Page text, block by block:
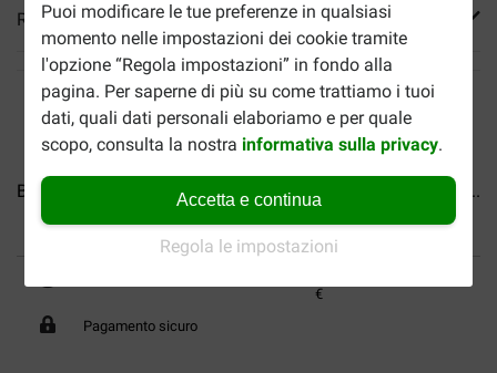
Puoi modificare le tue preferenze in qualsiasi
momento nelle impostazioni dei cookie tramite
l'opzione “Regola impostazioni” in fondo alla
pagina. Per saperne di più su come trattiamo i tuoi
dati, quali dati personali elaboriamo e per quale
scopo, consulta la nostra informativa sulla privacy.
Accetta e continua
Regola le impostazioni
Reviews
Brekz Snacks - Salsicce di... Brekz Snacks - Spaghetti di...
€
Pagamento sicuro